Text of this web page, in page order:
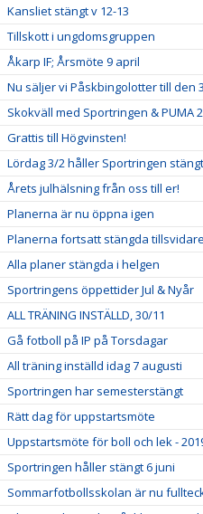
Kansliet stängt v 12-13
Tillskott i ungdomsgruppen
Åkarp IF; Årsmöte 9 april
Nu säljer vi Påskbingolotter till den
Skokväll med Sportringen & PUMA
Grattis till Högvinsten!
Lördag 3/2 håller Sportringen stängt
Årets julhälsning från oss till er!
Planerna är nu öppna igen
Planerna fortsatt stängda tillsvidare
Alla planer stängda i helgen
Sportringens öppettider Jul & Nyår
ALL TRÄNING INSTÄLLD, 30/11
Gå fotboll på IP på Torsdagar
All träning inställd idag 7 augusti
Sportringen har semesterstängt
Rätt dag för uppstartsmöte
Uppstartsmöte för boll och lek -
Sportringen håller stängt 6 juni
Sommarfotbollsskolan är nu